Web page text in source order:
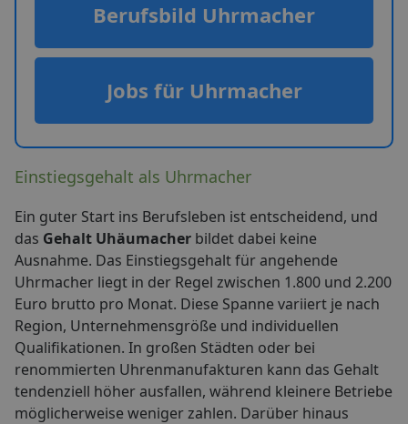
Berufsbild Uhrmacher
Jobs für Uhrmacher
Einstiegsgehalt als Uhrmacher
Ein guter Start ins Berufsleben ist entscheidend, und
das Gehalt Uhäumacher bildet dabei keine
Ausnahme. Das Einstiegsgehalt für angehende
Uhrmacher liegt in der Regel zwischen 1.800 und 2.200
Euro brutto pro Monat. Diese Spanne variiert je nach
Region, Unternehmensgröße und individuellen
Qualifikationen. In großen Städten oder bei
renommierten Uhrenmanufakturen kann das Gehalt
tendenziell höher ausfallen, während kleinere Betriebe
möglicherweise weniger zahlen. Darüber hinaus